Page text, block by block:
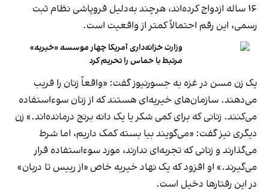
۱۶ ساله ازدواج کرده‌اند، هرچند به‌دلیل فروپاشی نظام ثبت
رسمی، این رقم احتمالاً کمتر از واقعیت است.
وزارت خزانه‌داری آمریکا چهار موسسه «خیریه»
مرتبط با حماس را تحریم کرد
یک زن مسن در غزه به جسورنیوز گفت: «واقعاً زنان را فریب
می‌دهند. سازمان‌های خیریه‌ای هستند که از زنان سوءاستفاده
می‌کنند. زنانی که برای کمی شکر یا یک دانه برنج درمانده‌اند.» زن
دیگری نیز گفت: «می‌گویند بیا بسته کمک داریم، اما شرط
می‌گذارند و زنانی که تجربه‌ای ندارند، مورد سوءاستفاده قرار
می‌گیرند.» او افزود که یک نهاد خیریه خاص «از رییس تا دربان»
در این رفتارها دخیل است.